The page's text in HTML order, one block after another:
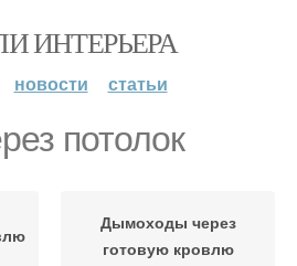
ИНТЕРЬЕРА
новости статьи
потолок
Дымоходы через
готовую кровлю